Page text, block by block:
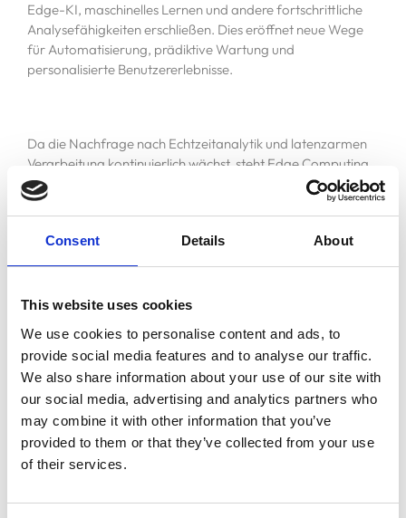
Consent Details About
This website uses cookies
We use cookies to personalise content and ads, to
provide social media features and to analyse our traffic.
We also share information about your use of our site with
our social media, advertising and analytics partners who
may combine it with other information that you’ve
provided to them or that they’ve collected from your use
of their services.
Edge-KI, maschinelles Lernen und andere fortschrittliche
Analysefähigkeiten erschließen. Dies eröffnet neue Wege
für Automatisierung, prädiktive Wartung und
personalisierte Benutzererlebnisse.
Da die Nachfrage nach Echtzeitanalytik und latenzarmen
Verarbeitung kontinuierlich wächst, steht Edge Computing
kurz davor, eine entscheidende Rolle bei der Gestaltung
der Zukunft der Datenverarbeitung zu spielen. Durch die
Nähe zur Datenquelle können Organisationen in einer
zunehmend vernetzten Welt neue Effizienz-, Leistungs- und
Insgesamt stellt Edge Computing eine Paradigmenwechsel
dar in Bezug auf die Art und Weise, wie Daten verarbeitet
und analysiert werden, und bietet einen dezentralen
Ansatz, der den Anforderungen der heutigen digitalen
Landschaft gut entspricht. Mit seiner Fähigkeit, die
Netzwerklatenz zu reduzieren, die